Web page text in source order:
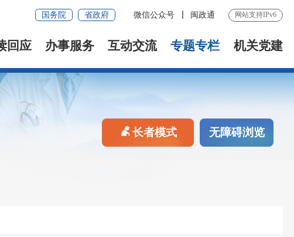
国务院 省政府 微信公众号 闽政通 网站支持IPv6
回应 办事服务 互动交流 专题专栏 机关党建
长者模式 无障碍浏览